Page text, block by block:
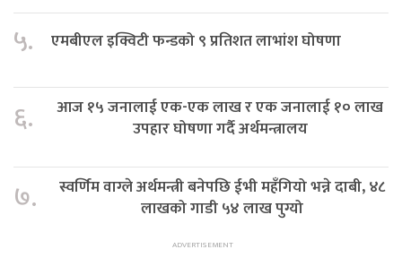
५. एमबीएल इक्विटी फन्डको ९ प्रतिशत लाभांश घोषणा
६.
आज १५ जनालाई एक-एक लाख र एक जनालाई १० लाख
उपहार घोषणा गर्दै अर्थमन्त्रालय
७.
स्वर्णिम वाग्ले अर्थमन्त्री बनेपछि ईभी महँगियो भन्ने दाबी, ४८
लाखको गाडी ५४ लाख पुग्यो